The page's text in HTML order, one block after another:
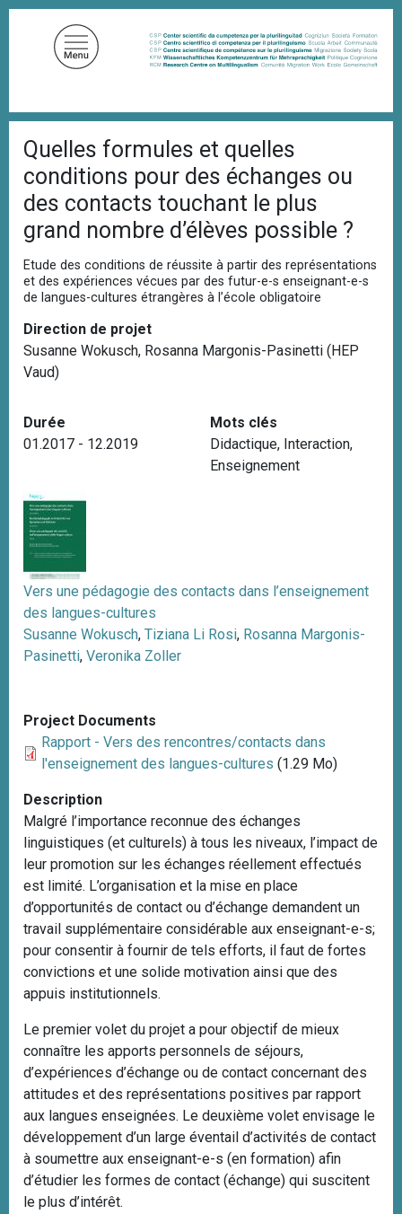
i
l
d
A
r
a
n
e
Quelles formules et quelles
conditions pour des échanges ou
des contacts touchant le plus
grand nombre d’élèves possible ?
Etude des conditions de réussite à partir des représentations
et des expériences vécues par des futur-e-s enseignant-e-s
de langues-cultures étrangères à l’école obligatoire
Direction de projet
Susanne Wokusch, Rosanna Margonis-Pasinetti (HEP
Vaud)
Durée
01.2017 - 12.2019
Mots clés
Didactique, Interaction,
Enseignement
Vers une pédagogie des contacts dans l’enseignement
des langues-cultures
Susanne Wokusch, Tiziana Li Rosi, Rosanna Margonis-
Pasinetti, Veronika Zoller
Project Documents
Rapport - Vers des rencontres/contacts dans
l'enseignement des langues-cultures (1.29 Mo)
Description
Malgré l’importance reconnue des échanges
linguistiques (et culturels) à tous les niveaux, l’impact de
leur promotion sur les échanges réellement effectués
est limité. L’organisation et la mise en place
d’opportunités de contact ou d’échange demandent un
travail supplémentaire considérable aux enseignant-e-s;
pour consentir à fournir de tels efforts, il faut de fortes
convictions et une solide motivation ainsi que des
appuis institutionnels.
Le premier volet du projet a pour objectif de mieux
connaître les apports personnels de séjours,
d’expériences d’échange ou de contact concernant des
attitudes et des représentations positives par rapport
aux langues enseignées. Le deuxième volet envisage le
développement d’un large éventail d’activités de contact
à soumettre aux enseignant-e-s (en formation) afin
d’étudier les formes de contact (échange) qui suscitent
le plus d’intérêt.